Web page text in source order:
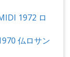
1972 ロ
仏ロサン